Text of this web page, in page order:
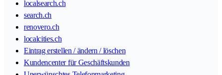
localsearch.ch
search.ch
renovero.ch
localcities.ch
Eintrag erstellen / ändern / löschen
Kundencenter für Geschäftskunden